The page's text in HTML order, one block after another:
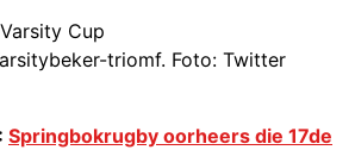
triomf. Foto: Twitter
Springbokrugby oorheers die 17de